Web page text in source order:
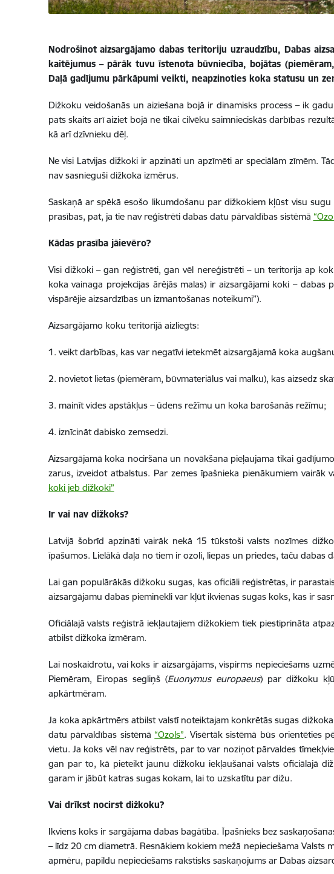
Nodrošinot aizsargājamo dabas teritoriju uzraudzību, Dabas
kaitējumus – pārāk tuvu īstenota būvniecība, bojātas
Daļā gadījumu pārkāpumi veikti, neapzinoties koka statusu un
Dižkoku veidošanās un aiziešana bojā ir dinamisks process – ik
pats skaits arī aiziet bojā ne tikai cilvēku saimnieciskās darbības
kā arī dzīvnieku dēļ.
Ne visi Latvijas dižkoki ir apzināti un apzīmēti ar speciālām zīmēm.
nav sasnieguši dižkoka izmērus.
Saskaņā ar spēkā esošo likumdošanu par dižkokiem kļūst visu
prasības, pat, ja tie nav reģistrēti dabas datu pārvaldības sistēmā
Kādas prasība jāievēro?
Visi dižkoki – gan reģistrēti, gan vēl nereģistrēti – un teritorija ap
koka vainaga projekcijas ārējās malas) ir aizsargājami koki –
vispārējie aizsardzības un izmantošanas noteikumi”).
Aizsargājamo koku teritorijā aizliegts:
1. veikt darbības, kas var negatīvi ietekmēt aizsargājamā koka
2. novietot lietas (piemēram, būvmateriālus vai malku), kas aizsedz
3. mainīt vides apstākļus – ūdens režīmu un koka barošanās režīmu;
4. iznīcināt dabisko zemsedzi.
Aizsargājamā koka nociršana un novākšana pieļaujama tikai
zarus, izveidot atbalstus. Par zemes īpašnieka pienākumiem vairāk
koki jeb dižkoki”
Ir vai nav dižkoks?
Latvijā šobrīd apzināti vairāk nekā 15 tūkstoši valsts nozīmes
īpašumos. Lielākā daļa no tiem ir ozoli, liepas un priedes, taču dabas
Lai gan populārākās dižkoku sugas, kas oficiāli reģistrētas, ir
aizsargājamu dabas pieminekli var kļūt ikvienas sugas koks, kas ir
Oficiālajā valsts reģistrā iekļautajiem dižkokiem tiek piestiprināta
atbilst dižkoka izmēram.
Lai noskaidrotu, vai koks ir aizsargājams, vispirms nepieciešams
Piemēram, Eiropas segliņš (Euonymus europaeus) par dižkoku
apkārtmēram.
Ja koka apkārtmērs atbilst valstī noteiktajam konkrētās sugas
datu pārvaldības sistēmā“Ozols”. Visērtāk sistēmā būs orientēties
vietu. Ja koks vēl nav reģistrēts, par to var noziņot pārvaldes
gan par to, kā pieteikt jaunu dižkoku iekļaušanai valsts oficiālajā
garam ir jābūt katras sugas kokam, lai to uzskatītu par dižu.
Vai drīkst nocirst dižkoku?
Ikviens koks ir sargājama dabas bagātība. Īpašnieks bez
– līdz 20 cm diametrā. Resnākiem kokiem mežā nepieciešama Valsts
apmēru, papildu nepieciešams rakstisks saskaņojums ar Dabas